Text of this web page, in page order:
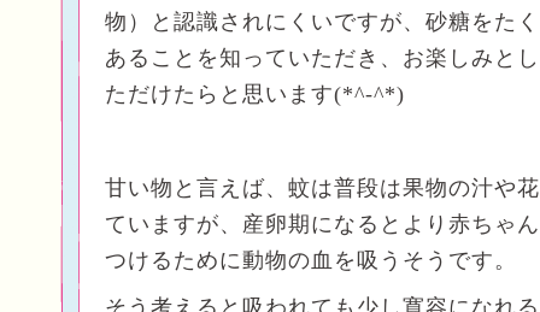
物）と認識されにくいですが、砂糖をた
あることを知っていただき、お楽しみと
ただけたらと思います(*^-^*)
甘い物と言えば、蚊は普段は果物の汁や
ていますが、産卵期になるとより赤ちゃ
つけるために動物の血を吸うそうです。
そう考えると吸われても少し寛容になれ